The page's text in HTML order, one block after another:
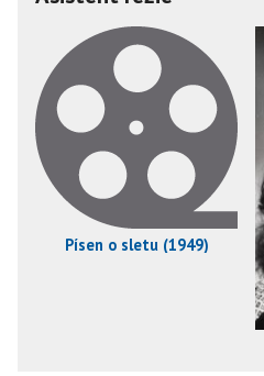
Písen o sletu (1949)